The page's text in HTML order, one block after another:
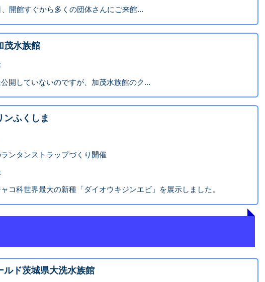
開館すぐから多くの団体さんにご来館...
茂水族館
開していないのですが、加茂水族館のク...
ンふくしま
ランタンストラップづくり開催
コ科世界最大の新種「ダイオウキジンエビ」を展示しました。
ルド茨城県大洗水族館